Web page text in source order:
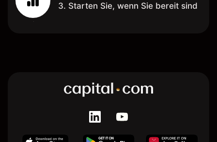
3. Starten Sie, wenn Sie bereit sind